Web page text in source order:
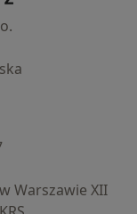
Warszawie XII